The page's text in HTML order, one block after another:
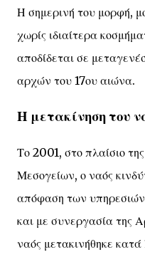
Η σημερινή του μορφή,
χωρίς ιδιαίτερα
αποδίδεται σε
αρχών του 17ου αιώνα.
Η μετακίνηση του
Το 2001, στο πλαίσιο
Μεσογείων, ο ναός
απόφαση των
και με συνεργασία της
ναός μετακινήθηκε